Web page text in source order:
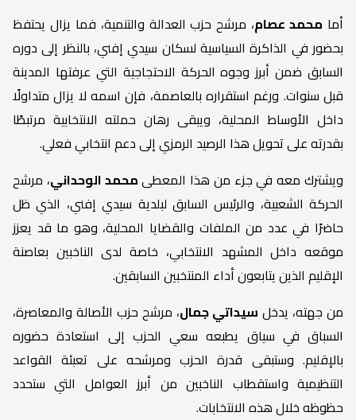
أما محمد عصام، مرشح حزب العدالة والتنمية، فما يزال يحتفظ
بحضور في الذاكرة السياسية لسكان سيدي إفني، بالنظر إلى دوره
السابق ضمن أبرز وجوه الحركة الاحتجاجية التي عرفتها المدينة
قبل سنوات. ورغم استقراره بالعاصمة، فإن اسمه لا يزال متداولًا
داخل الأوساط المحلية، ويبقى رهان حملته الانتخابية مرتبطًا
بقدرته على تحويل هذا الرصيد الرمزي إلى دعم انتخابي فعلي.
ويشترك معه في جزء من هذا المعطىمحمد الوحداني، مرشح
الحركة الشعبية، والرئيس السابق لبلدية سيدي إفني، الذي ظل
حاضرًا في عدد من الملفات والقضايا المحلية، وهو ما قد يعزز
موقعه داخل المشهد الانتخابي، خاصة لدى الناخبين بعاصنة
الإقليم الذين يتابعون أداء المنتخبين السابقين.
من جهته، يدخل سيداتي جمال، مرشح حزب الأصالة والمعاصرة،
السباق في سياق يطبعه سعي الحزب إلى استعادة حضوره
بالإقليم. وستبقى قدرة الحزب ومرشحه على تعبئة القواعد
التنظيمية واستقطاب الناخبين من أبرز العوامل التي ستحدد
حظوظه خلال هذه الانتخابات.